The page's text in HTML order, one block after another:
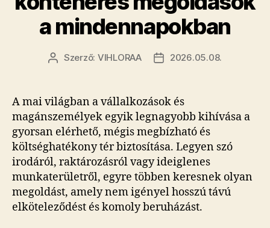
a mindennapokban
Bejegyzés
Szerző: VIHLORAA
Bejegyzés
2026.05.08.
A mai világban a vállalkozások és
magánszemélyek egyik legnagyobb kihívása a
gyorsan elérhető, mégis megbízható és
költséghatékony tér biztosítása. Legyen szó
irodáról, raktározásról vagy ideiglenes
munkaterületről, egyre többen keresnek olyan
megoldást, amely nem igényel hosszú távú
elköteleződést és komoly beruházást.